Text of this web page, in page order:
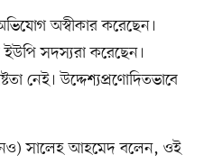
অস্বীকার করেছেন।
সদস্যরা করেছেন।
নেই। উদ্দেশ্যপ্রণোদিতভাবে
সালেহ আহমেদ বলেন, ওই